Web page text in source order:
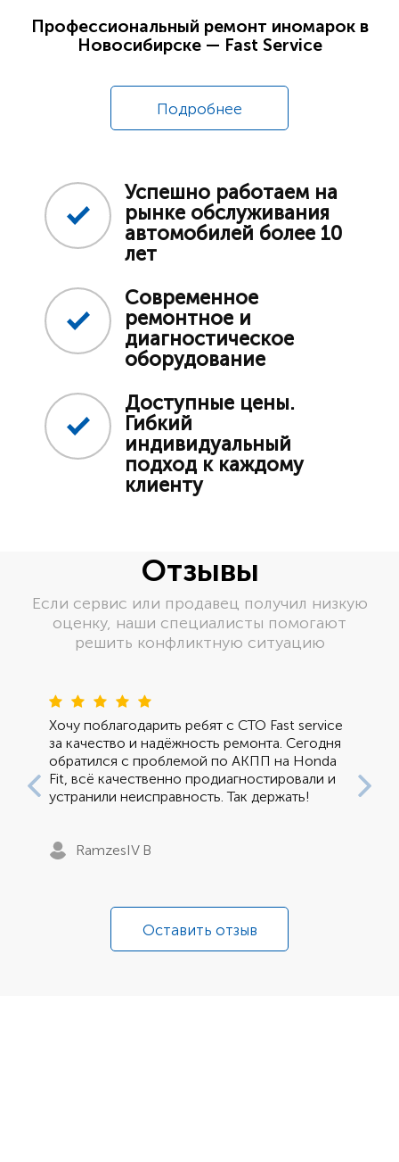
Профессиональный ремонт иномарок в
Новосибирске — Fast Service
Подробнее
Успешно работаем на
рынке обслуживания
автомобилей более 10
лет
Современное
ремонтное и
диагностическое
оборудование
Доступные цены.
Гибкий
индивидуальный
подход к каждому
клиенту
Отзывы
Если сервис или продавец получил низкую
оценку, наши специалисты помогают
решить конфликтную ситуацию
Хочу поблагодарить ребят с СТО Fast service
за качество и надёжность ремонта. Сегодня
обратился с проблемой по АКПП на Honda
Fit, всë качественно продиагностировали и
устранили неисправность. Так держать!
RamzesIV B
Оставить отзыв